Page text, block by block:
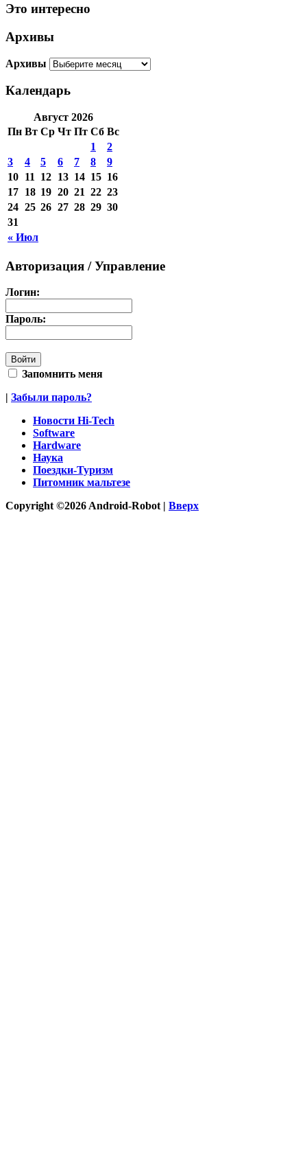
Это интересно
Архивы
Архивы
Календарь
Август 2026
Пн Вт Ср Чт Пт Сб Вс
« Июл
1
2
3
4 5 6 7 8
9
10 11 12 13 14 15 16
17 18 19 20 21 22 23
24 25 26 27 28 29 30
31
Авторизация / Управление
Логин:
Пароль:
Запомнить меня
| Забыли пароль?
Новости Hi-Tech
Software
Hardware
Наука
Поездки-Туризм
Питомник мальтезе
Copyright ©2026 Android-Robot | Вверх